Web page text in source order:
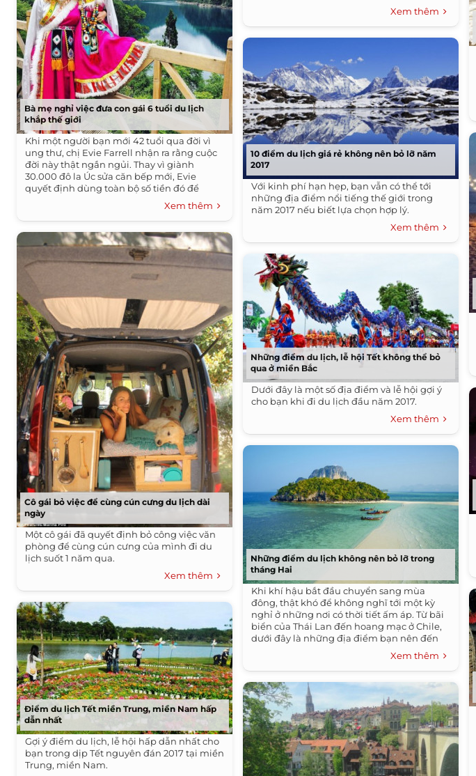
Bà mẹ nghỉ việc đưa con gái 6 tuổi du lịch
khắp thế giới
Khi một người bạn mới 42 tuổi qua đời vì
ung thư, chị Evie Farrell nhận ra rằng cuộc
đời này thật ngắn ngủi. Thay vì giành
30.000 đô la Úc sửa căn bếp mới, Evie
quyết định dùng toàn bộ số tiền đó để
Xem thêm
Cô gái bỏ việc để cùng cún cưng du lịch dài
ngày
Một cô gái đã quyết định bỏ công việc văn
phòng để cùng cún cưng của mình đi du
lịch suốt 1 năm qua.
Xem thêm
Điểm du lịch Tết miền Trung, miền Nam hấp
dẫn nhất
Gợi ý điểm du lịch, lễ hội hấp dẫn nhất cho
bạn trong dịp Tết nguyên đán 2017 tại miền
Trung, miền Nam.
Xem thêm
10 điểm du lịch giá rẻ không nên bỏ lỡ năm
2017
Với kinh phí hạn hẹp, bạn vẫn có thể tới
những địa điểm nổi tiếng thế giới trong
năm 2017 nếu biết lựa chọn hợp lý.
Xem thêm
Những điểm du lịch, lễ hội Tết không thể bỏ
qua ở miền Bắc
Dưới đây là một số địa điểm và lễ hội gợi ý
cho bạn khi đi du lịch đầu năm 2017.
Xem thêm
Những điểm du lịch không nên bỏ lỡ trong
tháng Hai
Khi khí hậu bắt đầu chuyển sang mùa
đông, thật khó để không nghĩ tới một kỳ
nghỉ ở những nơi có thời tiết ấm áp. Từ bãi
biển của Thái Lan đến hoang mạc ở Chile,
dưới đây là những địa điểm bạn nên đến
Xem thêm